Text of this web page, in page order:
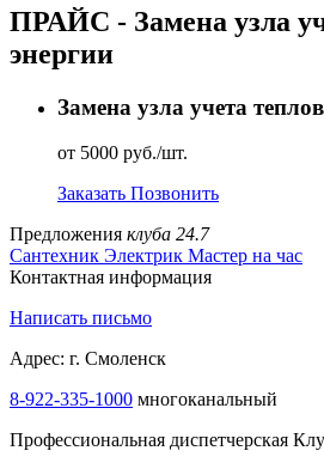
ПРАЙС - Замена узла
энергии
Замена узла учета
от 5000 руб./шт.
Заказать Позвонить
Предложения клуба 24.7
Сантехник Электрик Мастер на час
Контактная информация
Написать письмо
Адрес: г. Смоленск
8-922-335-1000 многоканальный
Профессиональная диспетчерская